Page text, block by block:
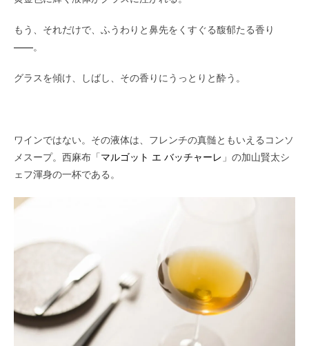
もう、それだけで、ふうわりと鼻先をくすぐる馥郁たる香り
――。
グラスを傾け、しばし、その香りにうっとりと酔う。
ワインではない。その液体は、フレンチの真髄ともいえるコンソ
メスープ。西麻布「マルゴット エ バッチャーレ 」の加山賢太シ
ェフ渾身の一杯である。